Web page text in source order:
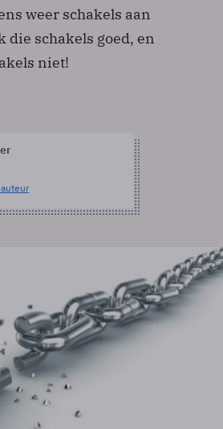
weer schakels aan
die schakels goed, en
niet!